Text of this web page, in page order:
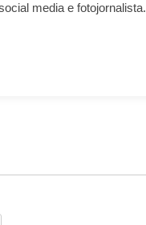
media e fotojornalista.